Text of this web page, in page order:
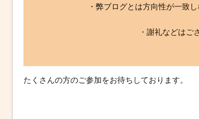
・弊ブログとは方向性が一致
・謝礼などはご
たくさんの方のご参加をお待ちしております。